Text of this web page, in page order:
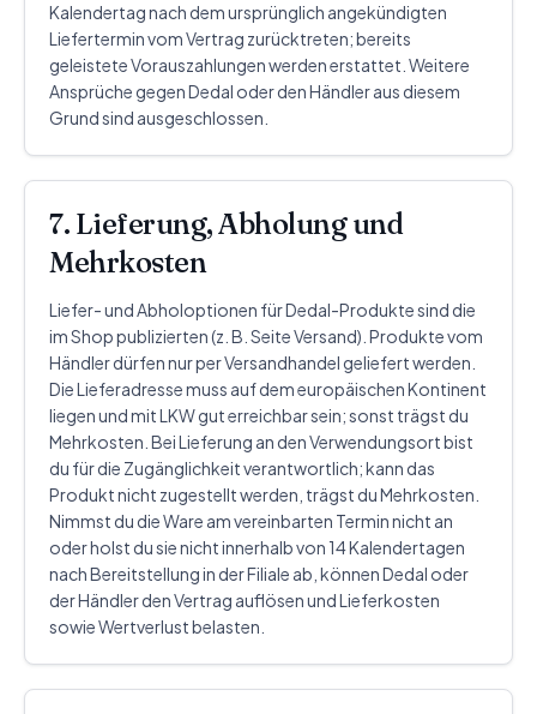
Kalendertag nach dem ursprünglich angekündigten
Liefertermin vom Vertrag zurücktreten; bereits
geleistete Vorauszahlungen werden erstattet. Weitere
Ansprüche gegen Dedal oder den Händler aus diesem
Grund sind ausgeschlossen.
7. Lieferung, Abholung und
Mehrkosten
Liefer- und Abholoptionen für Dedal-Produkte sind die
im Shop publizierten (z. B. Seite Versand). Produkte vom
Händler dürfen nur per Versandhandel geliefert werden.
Die Lieferadresse muss auf dem europäischen Kontinent
liegen und mit LKW gut erreichbar sein; sonst trägst du
Mehrkosten. Bei Lieferung an den Verwendungsort bist
du für die Zugänglichkeit verantwortlich; kann das
Produkt nicht zugestellt werden, trägst du Mehrkosten.
Nimmst du die Ware am vereinbarten Termin nicht an
oder holst du sie nicht innerhalb von 14 Kalendertagen
nach Bereitstellung in der Filiale ab, können Dedal oder
der Händler den Vertrag auflösen und Lieferkosten
sowie Wertverlust belasten.